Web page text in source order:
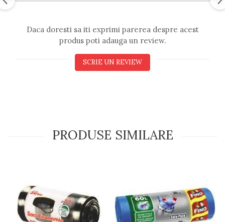
Daca doresti sa iti exprimi parerea despre acest
produs poti adauga un review.
SCRIE UN REVIEW
PRODUSE SIMILARE